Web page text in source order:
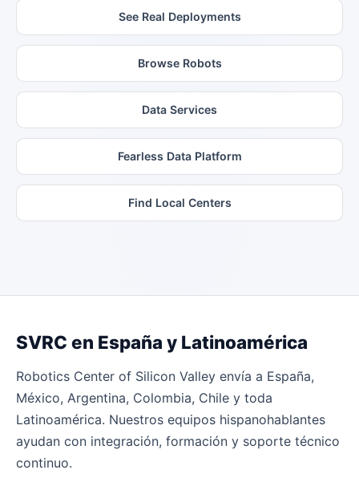
See Real Deployments
Browse Robots
Data Services
Fearless Data Platform
Find Local Centers
SVRC en España y Latinoamérica
Robotics Center of Silicon Valley envía a España,
México, Argentina, Colombia, Chile y toda
Latinoamérica. Nuestros equipos hispanohablantes
ayudan con integración, formación y soporte técnico
continuo.